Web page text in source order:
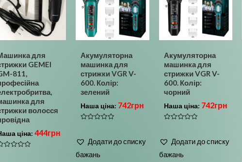
для
GEMEI
811,
для
волосся
ціна: 444грн
Акумуляторна
машинка для
стрижки VGR V-
600. Колір:
зелений
Наша ціна: 742грн
з
Додати до списку
бажань
Акумуляторна
машинка для
стрижки VGR V-
600. Колір:
чорний
Наша ціна: 742грн
з
Додати до списку
бажань